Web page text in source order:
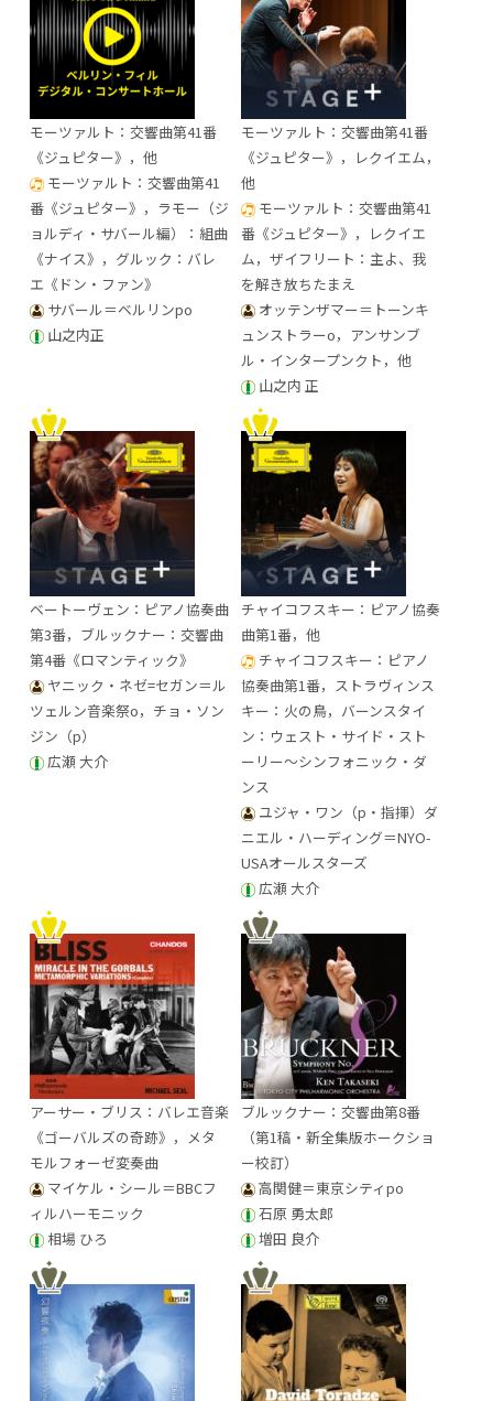
モーツァルト：交響曲第41番
《ジュピター》，他
モーツァルト：交響曲第41
番《ジュピター》，ラモー（ジ
ョルディ・サバール編）：組曲
《ナイス》，グルック：バレ
エ《ドン・ファン》
サバール＝ベルリンpo
山之内正
モーツァルト：交響曲第41番
《ジュピター》，レクイエム，
他
モーツァルト：交響曲第41
番《ジュピター》，レクイエ
ム，ザイフリート：主よ、我
を解き放ちたまえ
オッテンザマー＝トーンキ
ュンストラーo，アンサンブ
ル・インタープンクト，他
山之内 正
ベートーヴェン：ピアノ協奏曲
第3番，ブルックナー：交響曲
第4番《ロマンティック》
ヤニック・ネゼ=セガン＝ル
ツェルン音楽祭o，チョ・ソン
ジン（p）
広瀬 大介
チャイコフスキー：ピアノ協奏
曲第1番，他
チャイコフスキー：ピアノ
協奏曲第1番，ストラヴィンス
キー：火の鳥，バーンスタイ
ン：ウェスト・サイド・スト
ーリー～シンフォニック・ダ
ンス
ユジャ・ワン（p・指揮）ダ
ニエル・ハーディング＝NYO-
USAオールスターズ
広瀬 大介
アーサー・ブリス：バレエ音楽
《ゴーバルズの奇跡》，メタ
モルフォーゼ変奏曲
マイケル・シール＝BBCフ
ィルハーモニック
相場 ひろ
ブルックナー：交響曲第8番
（第1稿・新全集版ホークショ
ー校訂）
高関健＝東京シティpo
石原 勇太郎
増田 良介